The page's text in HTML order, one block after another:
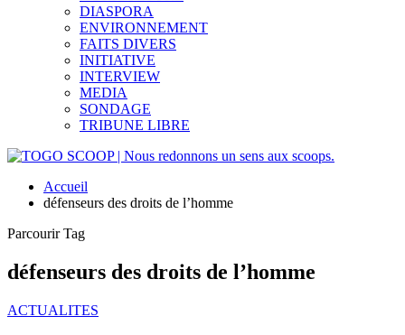
DIASPORA
ENVIRONNEMENT
FAITS DIVERS
INITIATIVE
INTERVIEW
MEDIA
SONDAGE
TRIBUNE LIBRE
Accueil
défenseurs des droits de l’homme
Parcourir Tag
défenseurs des droits de l’homme
ACTUALITES